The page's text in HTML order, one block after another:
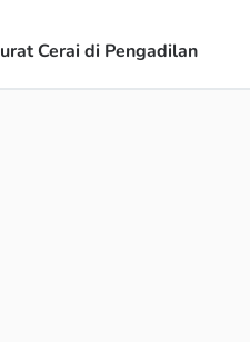
Cerai di Pengadilan